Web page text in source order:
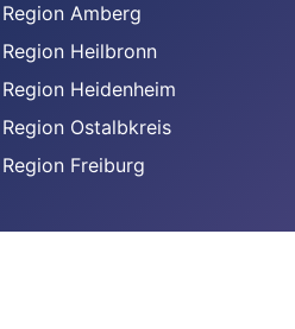
Region Amberg
Region Heilbronn
Region Heidenheim
Region Ostalbkreis
Region Freiburg